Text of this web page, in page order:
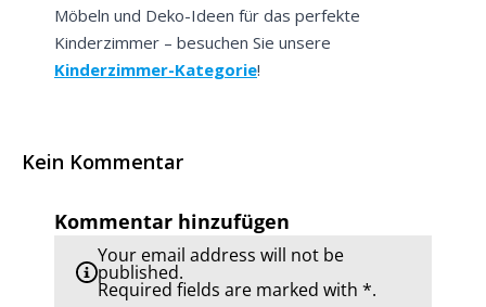
Möbeln und Deko-Ideen für das perfekte
Kinderzimmer – besuchen Sie unsere
Kinderzimmer-Kategorie!
Kein Kommentar
Kommentar hinzufügen
Your email address will not be
published.
Required fields are marked with *.